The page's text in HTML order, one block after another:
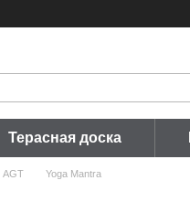
Терасная доска
AGT Yoga Mantra